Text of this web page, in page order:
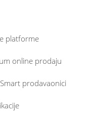
platforme
online prodaju
prodavaonici